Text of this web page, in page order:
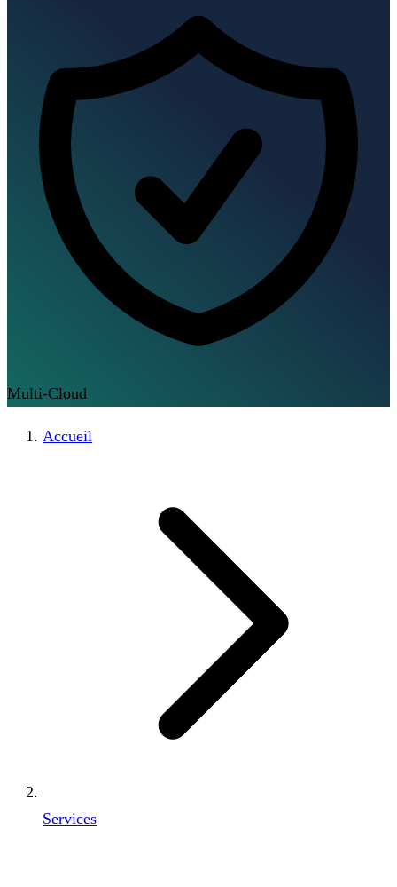
Multi-Cloud
Accueil
Services